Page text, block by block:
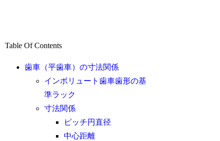
Table Of Contents
歯車（平歯車）の寸法関係
インボリュート歯車歯形の基
準ラック
寸法関係
ピッチ円直径
中心距離